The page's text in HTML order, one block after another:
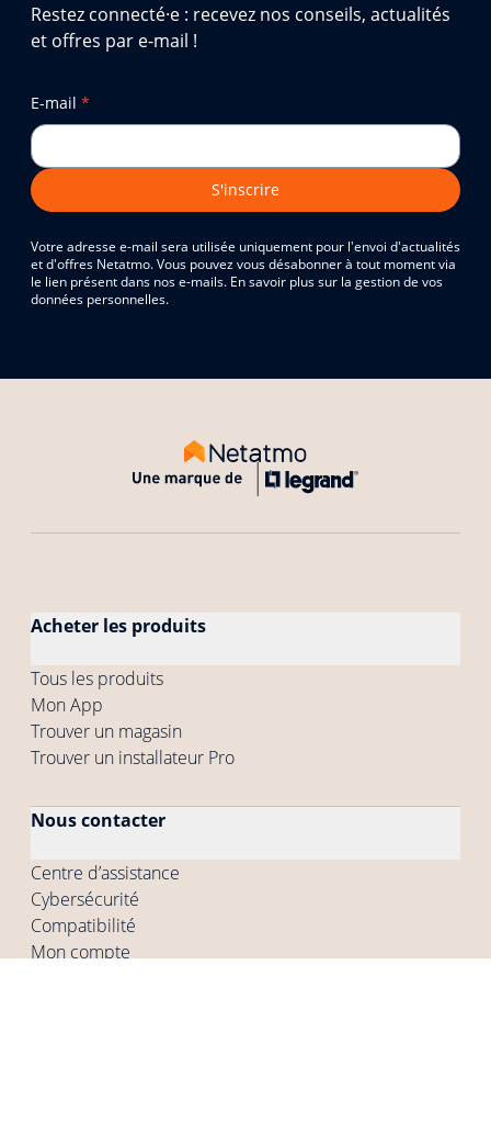
Restez connecté·e : recevez nos conseils, actualités
et offres par e-mail !
E-mail *
S'inscrire
Votre adresse e-mail sera utilisée uniquement pour l'envoi d'actualités
et d'offres Netatmo. Vous pouvez vous désabonner à tout moment via
le lien présent dans nos e-mails. En savoir plus sur la gestion de vos
données personnelles.
Acheter les produits
Tous les produits
Mon App
Trouver un magasin
Trouver un installateur Pro
Nous contacter
Centre d’assistance
Cybersécurité
Compatibilité
Mon compte